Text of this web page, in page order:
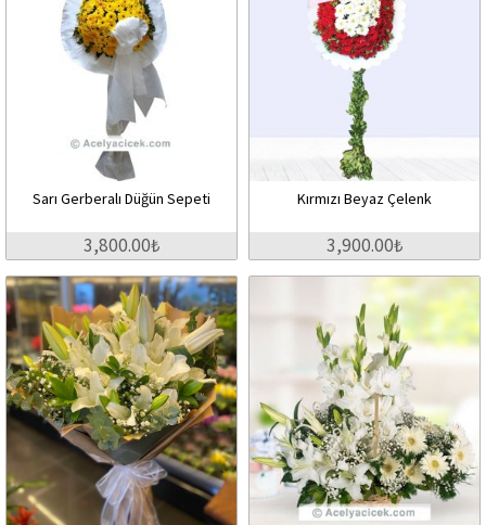
Sarı Gerberalı Düğün Sepeti
3,800.00₺
Kırmızı Beyaz Çelenk
3,900.00₺